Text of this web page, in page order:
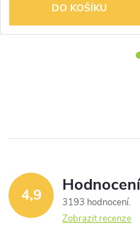
DO KOŠÍKU
4,9
3193 hodnocení
Zobrazit recenze